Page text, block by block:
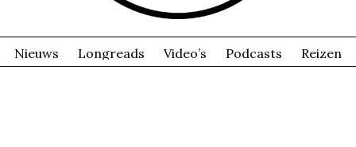
Nieuws Longreads Video’s Podcasts Reizen